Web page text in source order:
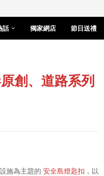
話 獨家網店 節日送禮
創、道路系列
施為主題的 安全島燈匙扣 ，以